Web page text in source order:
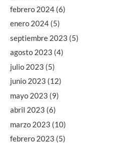
febrero 2024 (6)
enero 2024 (5)
septiembre 2023 (5)
agosto 2023 (4)
julio 2023 (5)
junio 2023 (12)
mayo 2023 (9)
abril 2023 (6)
marzo 2023 (10)
febrero 2023 (5)